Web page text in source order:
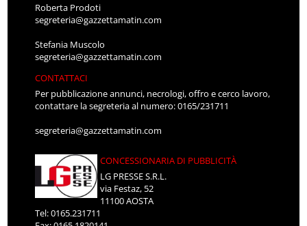
Roberta Prodoti
segreteria@gazzettamatin.com
Stefania Muscolo
segreteria@gazzettamatin.com
CONTATTACI
Per pubblicazione annunci, necrologi, offro e cerco lavoro,
contattare la segreteria al numero: 0165/231711
segreteria@gazzettamatin.com
CONCESSIONARIA DI PUBBLICITÀ
LG PRESSE S.R.L.
via Festaz, 52
11100 AOSTA
Tel: 0165.231711